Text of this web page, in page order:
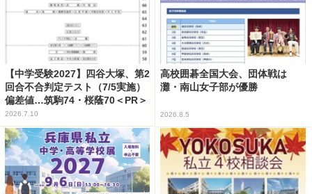
【中学受験2027】四谷大塚、第2
回合不合判定テスト（7/5実施）
偏差値…筑駒74・桜蔭70＜PR＞
2026.7.10
高校囲碁全国大会、団体戦は
灘・南山女子部が優勝
2026.8.5